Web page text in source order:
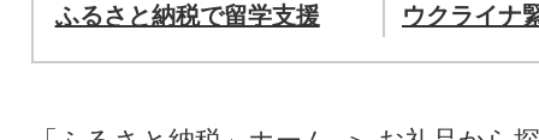
ふるさと納税で留学支援 ウクライナ